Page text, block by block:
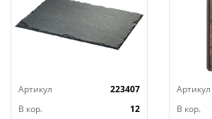
Артикул
223407
В кор.
12
Артикул
В кор.